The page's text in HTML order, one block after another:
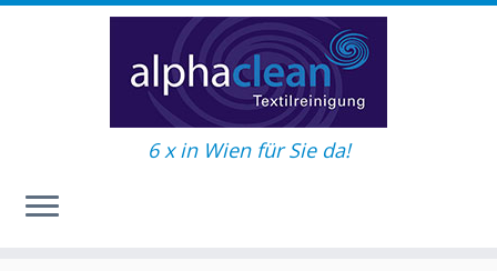
6 x in Wien für Sie da!